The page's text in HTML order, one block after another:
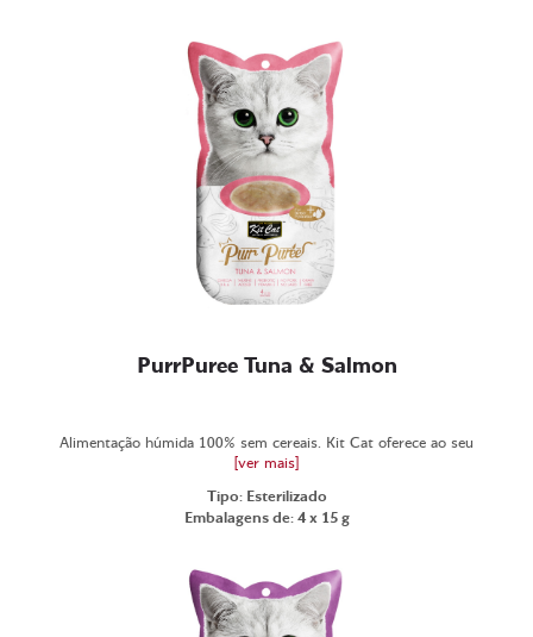
PurrPuree Tuna & Salmon
Alimentação húmida 100% sem cereais. Kit Cat oferece ao seu
[ver mais]
Tipo: Esterilizado
Embalagens de: 4 x 15 g